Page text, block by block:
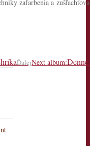
zafarbenia a
ĎalejNext album: